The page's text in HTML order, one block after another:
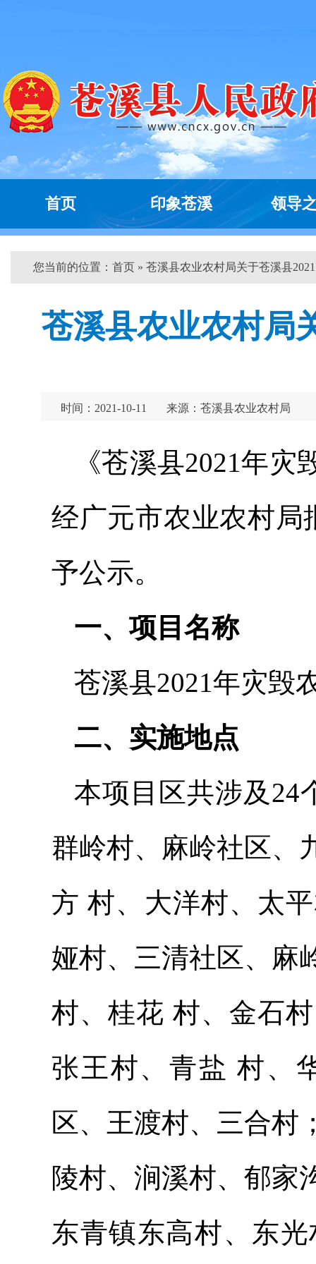
首页 印象苍溪 领导
您当前的位置： 首页 » 苍溪县农业农村局关于苍溪县
苍溪县农业农村局
时间：2021-10-11 来源：苍溪县农业农村局
《苍溪县2021年
经广元市农业农村局
予公示。
一、项目名称
苍溪县2021年灾毁
二、实施地点
本项目区共涉及24
群岭村、麻岭社区、
方 村、大洋村、太
娅村、三清社区、麻
村、桂花 村、金石
张王村、青盐 村、
区、王渡村、三合村
陵村、涧溪村、郁家
东青镇东高村、东